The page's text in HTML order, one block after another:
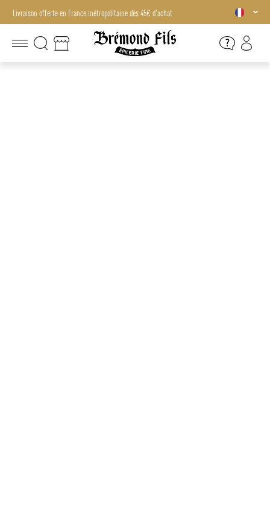
Livraison offerte en France métropolitaine dès 45€ d'achat
Livraison offerte en France métropolitaine dès 45€ d'achat